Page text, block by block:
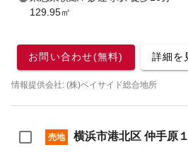
129.95㎡
お問い合わせ(無料) 詳細を
情報提供会社: (株)ベイサイド総合地所
売地
横浜市港北区 仲手原